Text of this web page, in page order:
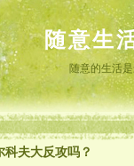
随意生
随意的生活
夫大反攻吗？